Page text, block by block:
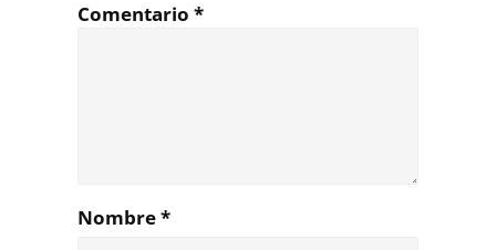
Comentario *
Nombre*